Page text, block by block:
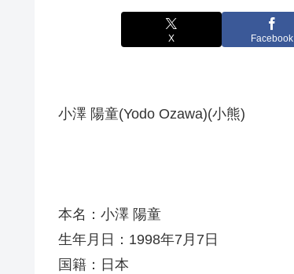
X Facebook
小澤 陽童(Yodo Ozawa)(小熊)
本名：小澤 陽童
生年月日：1998年7月7日
国籍：日本